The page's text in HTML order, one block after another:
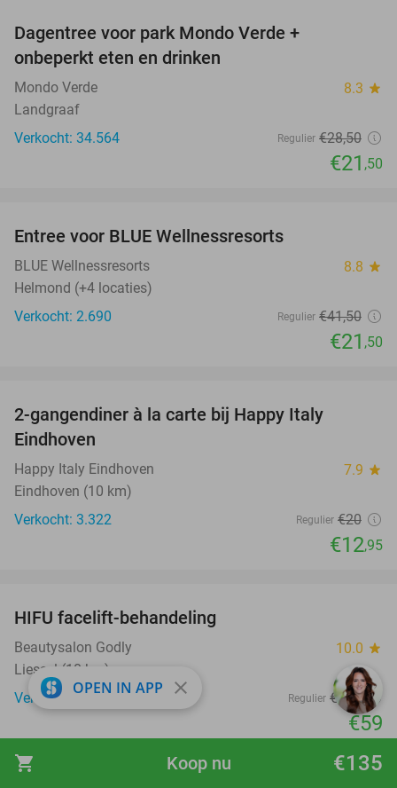
shopping_cart €135
Koop nu
Dagentree voor park Mondo Verde +
onbeperkt eten en drinken
Mondo Verde 8.3 star
Landgraaf
Verkocht: 34.564
Regulier €28,50
€21 ,50
Entree voor BLUE Wellnessresorts
BLUE Wellnessresorts 8.8 star
Helmond (+4 locaties)
Verkocht: 2.690
Regulier €41,50
€21 ,50
2-gangendiner à la carte bij Happy Italy
Eindhoven
Happy Italy Eindhoven 7.9 star
Eindhoven (10 km)
Verkocht: 3.322
Regulier €20
€12,95
HIFU facelift-behandeling
Beautysalon Godly 10.0 star
Liessel (10 km)
Verkocht: 22
Regulier €185
€59
favorite_border
OPEN IN APP close